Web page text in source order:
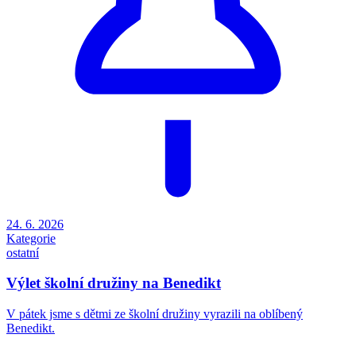
24. 6. 2026
Kategorie
ostatní
Výlet školní družiny na Benedikt
V pátek jsme s dětmi ze školní družiny vyrazili na oblíbený
Benedikt.